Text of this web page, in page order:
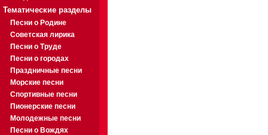
Тематические разделы
Песни о Родине
Советская лирика
Песни о Труде
Песни о городах
Праздничные песни
Морские песни
Спортивные песни
Пионерские песни
Молодежные песни
Песни о Вождях